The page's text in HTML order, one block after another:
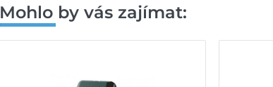
Mohlo by vás zajímat: